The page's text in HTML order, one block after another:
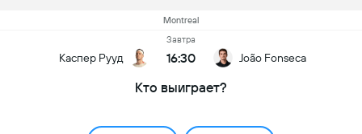
Montreal
Каспер Рууд
Завтра
16:30 João Fonseca
Кто выиграет?